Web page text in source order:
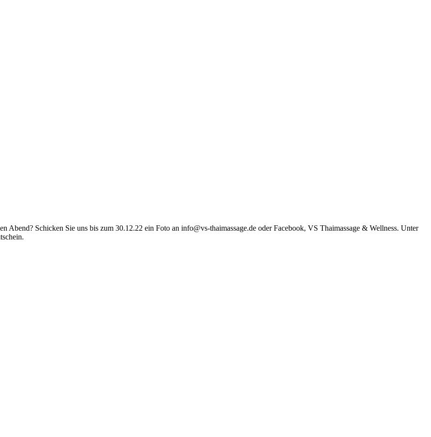
Abend? Schicken Sie uns bis zum 30.12.22 ein Foto an info@vs-thaimassage.de oder Facebook, VS Thaimassage & Wellness. Unter